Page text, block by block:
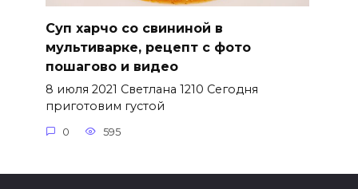
Суп харчо со свининой в
мультиварке, рецепт с фото
пошагово и видео
8 июля 2021 Светлана 1210 Сегодня
приготовим густой
0 595